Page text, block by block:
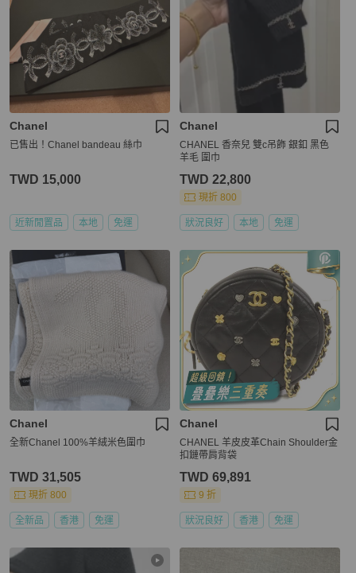
Chanel
已售出！Chanel bandeau 絲巾
TWD 15,000
近新閒置品 本地 免運
Chanel
CHANEL 香奈兒 雙c吊飾 銀釦 黑色
羊毛 圍巾
TWD 22,800
現折 800
狀況良好 本地 免運
Chanel
全新Chanel 100%羊絨米色圍巾
TWD 31,505
現折 800
全新品 香港 免運
Chanel
CHANEL 羊皮皮革Chain Shoulder金
扣鏈帶肩背袋
TWD 69,891
9 折
狀況良好 香港 免運